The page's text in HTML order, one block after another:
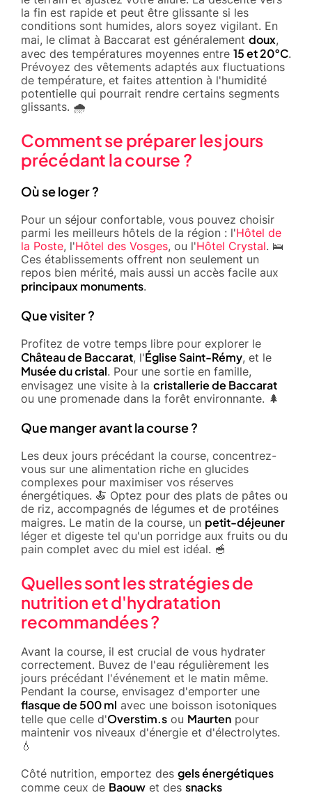
la fin est rapide et peut être glissante si les
conditions sont humides, alors soyez vigilant. En
mai, le climat à Baccarat est généralement doux,
avec des températures moyennes entre 15 et 20°C.
Prévoyez des vêtements adaptés aux fluctuations
de température, et faites attention à l'humidité
potentielle qui pourrait rendre certains segments
glissants. 🌧️
Comment se préparer les jours
précédant la course ?
Où se loger ?
Pour un séjour confortable, vous pouvez choisir
parmi les meilleurs hôtels de la région : l'Hôtel de
la Poste, l'Hôtel des Vosges, ou l'Hôtel Crystal. 🛌
Ces établissements offrent non seulement un
repos bien mérité, mais aussi un accès facile aux
principaux monuments.
Que visiter ?
Profitez de votre temps libre pour explorer le
Château de Baccarat, l'Église Saint-Rémy, et le
Musée du cristal. Pour une sortie en famille,
envisagez une visite à la cristallerie de Baccarat
ou une promenade dans la forêt environnante. 🌲
Que manger avant la course ?
Les deux jours précédant la course, concentrez-
vous sur une alimentation riche en glucides
complexes pour maximiser vos réserves
énergétiques. 🍝 Optez pour des plats de pâtes ou
de riz, accompagnés de légumes et de protéines
maigres. Le matin de la course, un petit-déjeuner
léger et digeste tel qu'un porridge aux fruits ou du
pain complet avec du miel est idéal. 🥣
Quelles sont les stratégies de
nutrition et d'hydratation
recommandées ?
Avant la course, il est crucial de vous hydrater
correctement. Buvez de l'eau régulièrement les
jours précédant l'événement et le matin même.
Pendant la course, envisagez d'emporter une
flasque de 500 ml avec une boisson isotoniques
telle que celle d'Overstim.s ou Maurten pour
maintenir vos niveaux d'énergie et d'électrolytes.
💧
Côté nutrition, emportez des gels énergétiques
comme ceux de Baouw et des snacks